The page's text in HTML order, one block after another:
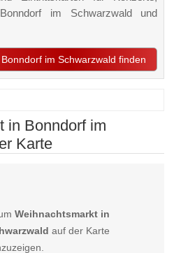
im Schwarzwald und
im Schwarzwald finden
in Bonndorf im
Karte
Weihnachtsmarkt in
auf der Karte